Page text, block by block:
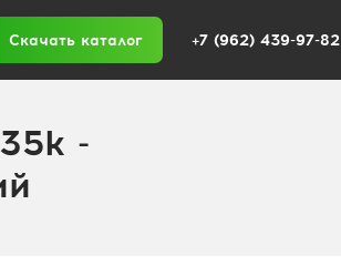
Скачать каталог +7 (962) 439-97-82
-